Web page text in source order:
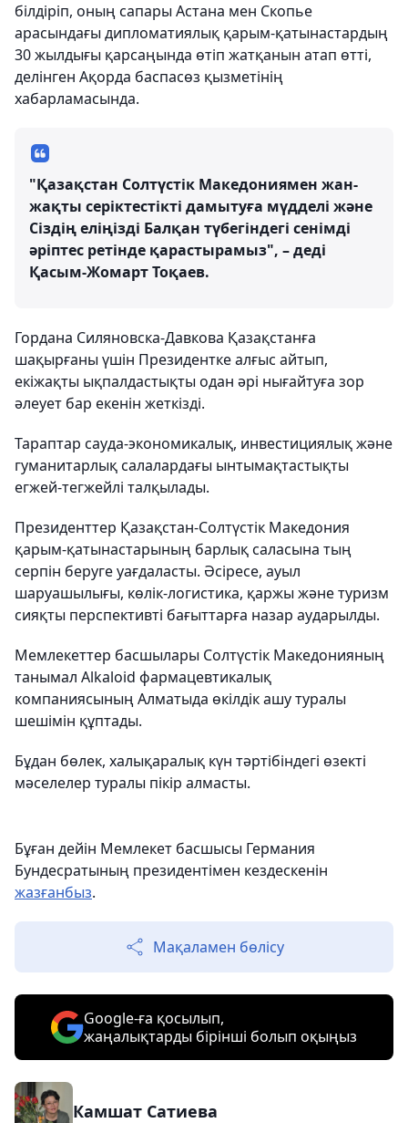
білдіріп, оның сапары Астана мен Скопье
арасындағы дипломатиялық қарым-қатынастардың
30 жылдығы қарсаңында өтіп жатқанын атап өтті,
делінген Ақорда баспасөз қызметінің
хабарламасында.
"Қазақстан Солтүстік Македониямен жан-
жақты серіктестікті дамытуға мүдделі және
Сіздің еліңізді Балқан түбегіндегі сенімді
әріптес ретінде қарастырамыз", – деді
Қасым-Жомарт Тоқаев.
Гордана Силяновска-Давкова Қазақстанға
шақырғаны үшін Президентке алғыс айтып,
екіжақты ықпалдастықты одан әрі нығайтуға зор
әлеует бар екенін жеткізді.
Тараптар сауда-экономикалық, инвестициялық және
гуманитарлық салалардағы ынтымақтастықты
егжей-тегжейлі талқылады.
Президенттер Қазақстан-Солтүстік Македония
қарым-қатынастарының барлық саласына тың
серпін беруге уағдаласты. Әсіресе, ауыл
шаруашылығы, көлік-логистика, қаржы және туризм
сияқты перспективті бағыттарға назар аударылды.
Мемлекеттер басшылары Солтүстік Македонияның
танымал Alkaloid фармацевтикалық
компаниясының Алматыда өкілдік ашу туралы
шешімін құптады.
Бұдан бөлек, халықаралық күн тәртібіндегі өзекті
мәселелер туралы пікір алмасты.
Бұған дейін Мемлекет басшысы Германия
Бундесратының президентімен кездескенін
жазғанбыз.
Мақаламен бөлісу
Google-ға қосылып,
жаңалықтарды бірінші болып оқыңыз
Камшат Сатиева